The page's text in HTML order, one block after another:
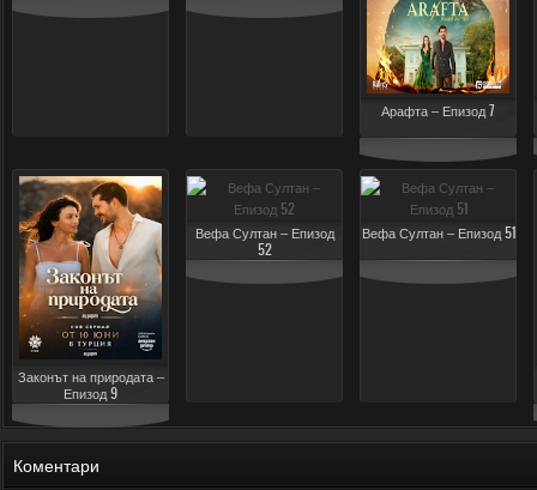
Арафта – Епизод 7
Законът на природата –
Епизод 9
Вефа Султан – Епизод
52
Вефа Султан – Епизод 51
Коментари